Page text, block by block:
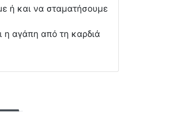
ή και να σταματήσουμε
η αγάπη από τη καρδιά